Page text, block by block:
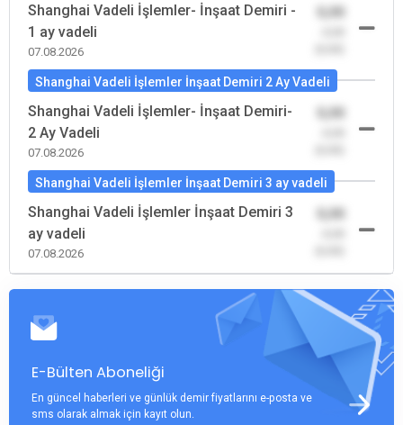
Shanghai Vadeli İşlemler- İnşaat Demiri -
1 ay vadeli
07.08.2026
0,00
Shanghai Vadeli İşlemler İnşaat Demiri 2 Ay Vadeli
Shanghai Vadeli İşlemler- İnşaat Demiri-
2 Ay Vadeli
07.08.2026
0,00
Shanghai Vadeli İşlemler İnşaat Demiri 3 ay vadeli
Shanghai Vadeli İşlemler İnşaat Demiri 3
ay vadeli
07.08.2026
0,00
E-Bülten Aboneliği
En güncel haberleri ve günlük demir fiyatlarını e-posta ve
sms olarak almak için kayıt olun.